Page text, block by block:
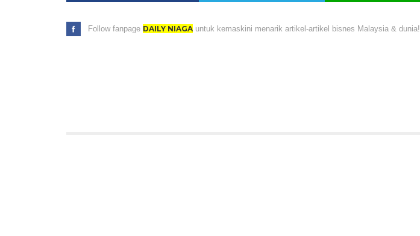
Follow fanpage DAILY NIAGAuntuk kemaskini menarik artikel-artikel bisnes Malaysia & dunia!